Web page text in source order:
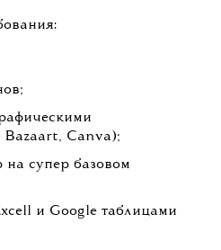
Canva);
супер базовом
и Google таблицами